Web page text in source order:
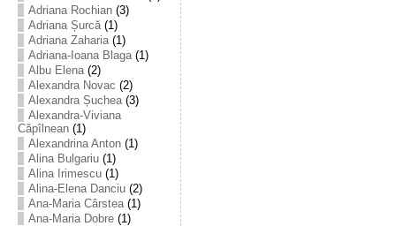
Adriana Rochian(3)
Adriana Șurcă(1)
Adriana Zaharia(1)
Adriana-Ioana Blaga(1)
Albu Elena(2)
Alexandra Novac (2)
Alexandra Șuchea(3)
Alexandra-Viviana
Căpîlnean(1)
Alexandrina Anton(1)
Alina Bulgariu(1)
Alina Irimescu(1)
Alina-Elena Danciu(2)
Ana-Maria Cârstea(1)
Ana-Maria Dobre(1)